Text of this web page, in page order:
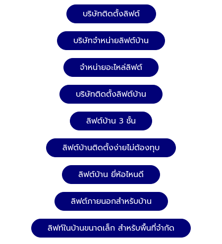
บริษัทติดตั้งลิฟต์
บริษัทจำหน่ายลิฟต์บ้าน
จำหน่ายอะไหล่ลิฟต์
บริษัทติดตั้งลิฟต์บ้าน
ลิฟต์บ้าน 3 ชั้น
ลิฟต์บ้านติดตั้งง่ายไม่ต้องทุบ
ลิฟต์บ้าน ยี่ห้อไหนดี
ลิฟต์ภายนอกสำหรับบ้าน
ลิฟท์ในบ้านขนาดเล็ก สำหรับพื้นที่จำกัด